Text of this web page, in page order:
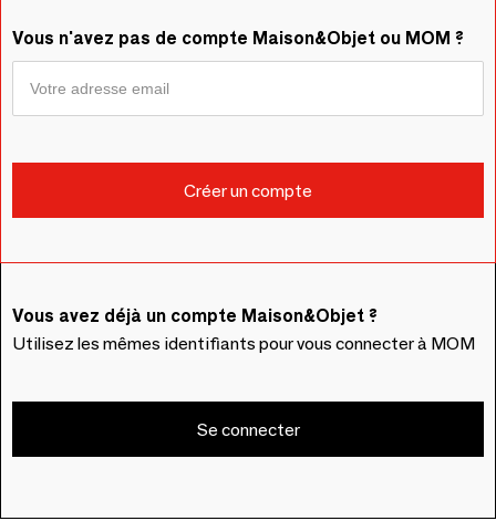
Vous n'avez pas de compte Maison&Objet ou MOM ?
Vous avez déjà un compte Maison&Objet ?
Utilisez les mêmes identifiants pour vous connecter à MOM
Se connecter